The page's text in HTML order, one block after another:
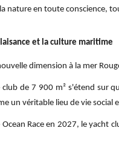
nature en toute conscience,
et la culture maritime
dimension à la mer
de 7 900 m² s'étend sur
un véritable lieu de vie
Race en 2027, le